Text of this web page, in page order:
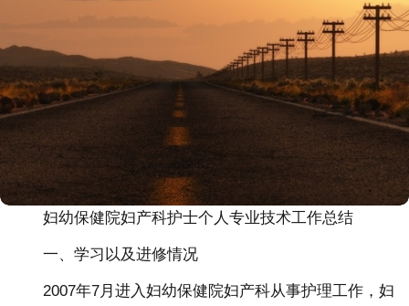
妇幼保健院妇产科护士个人专业技术工作总结
一、学习以及进修情况
2007年7月进入妇幼保健院妇产科从事护理工作，妇